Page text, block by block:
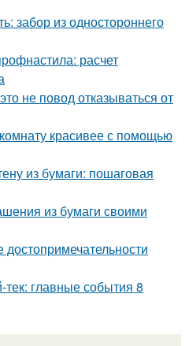
забор из одностороннего
расчет
не повод отказываться от
красивее с помощью
из бумаги: пошаговая
из бумаги своими
главные события 8